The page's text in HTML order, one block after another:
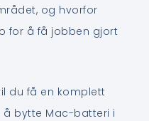
og hvorfor
for å få jobben gjort
du få en komplett
å bytte Mac-batteri i